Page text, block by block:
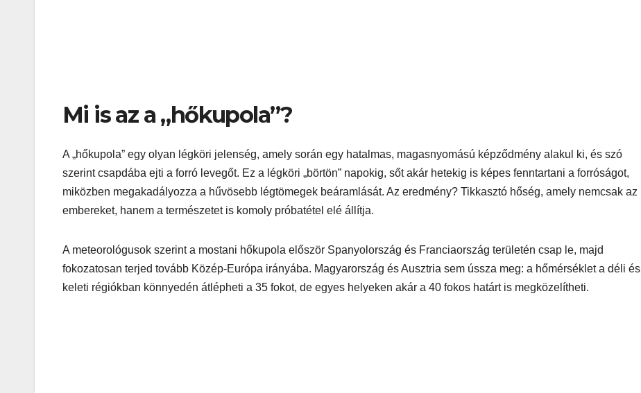
Mi is az a „hőkupola”?
A „hőkupola” egy olyan légköri jelenség, amely során egy hatalmas, magasnyomású képződmény alakul ki, és szó
szerint csapdába ejti a forró levegőt. Ez a légköri „börtön” napokig, sőt akár hetekig is képes fenntartani a forróságot,
miközben megakadályozza a hűvösebb légtömegek beáramlását. Az eredmény? Tikkasztó hőség, amely nemcsak az
embereket, hanem a természetet is komoly próbatétel elé állítja.
A meteorológusok szerint a mostani hőkupola először Spanyolország és Franciaország területén csap le, majd
fokozatosan terjed tovább Közép-Európa irányába. Magyarország és Ausztria sem ússza meg: a hőmérséklet a déli és
keleti régiókban könnyedén átlépheti a 35 fokot, de egyes helyeken akár a 40 fokos határt is megközelítheti.